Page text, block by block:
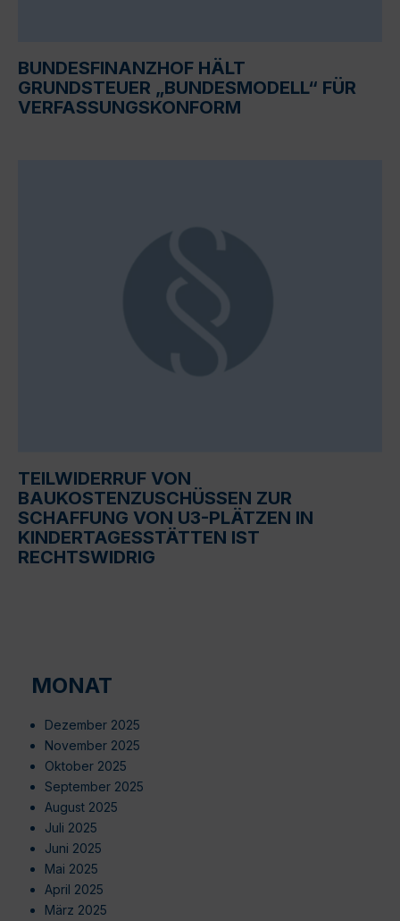
BUNDESFINANZHOF HÄLT
GRUNDSTEUER „BUNDESMODELL“ FÜR
VERFASSUNGSKONFORM
TEILWIDERRUF VON
BAUKOSTENZUSCHÜSSEN ZUR
SCHAFFUNG VON U3-PLÄTZEN IN
KINDERTAGESSTÄTTEN IST
RECHTSWIDRIG
MONAT
Dezember 2025
November 2025
Oktober 2025
September 2025
August 2025
Juli 2025
Juni 2025
Mai 2025
April 2025
März 2025